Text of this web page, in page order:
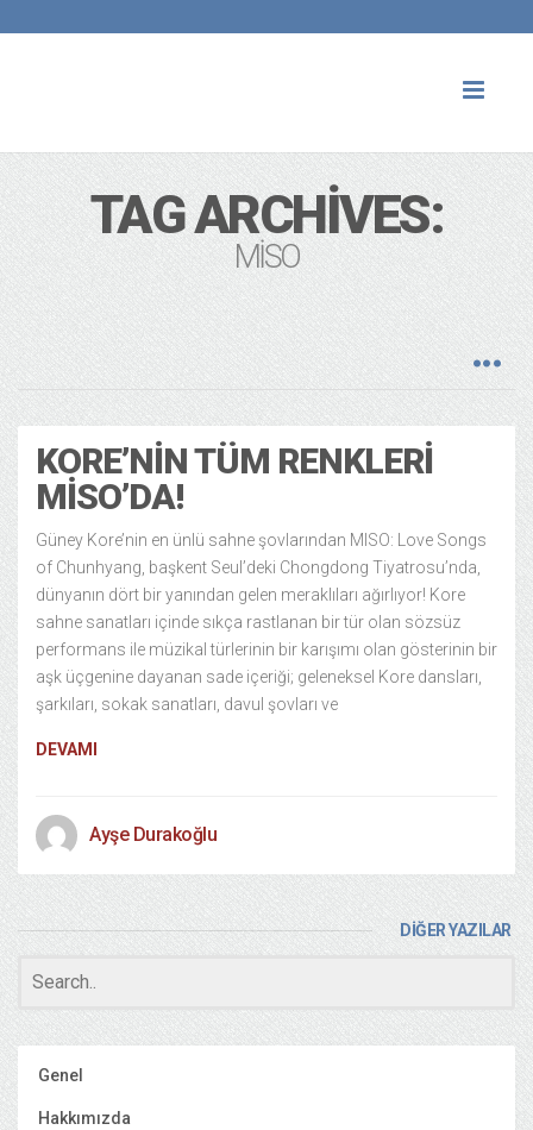
TAG ARCHIVES:
MISO
KORE’NIN TÜM RENKLERI
MISO’DA!
Güney Kore’nin en ünlü sahne şovlarından MISO: Love Songs
of Chunhyang, başkent Seul’deki Chongdong Tiyatrosu’nda,
dünyanın dört bir yanından gelen meraklıları ağırlıyor! Kore
sahne sanatları içinde sıkça rastlanan bir tür olan sözsüz
performans ile müzikal türlerinin bir karışımı olan gösterinin bir
aşk üçgenine dayanan sade içeriği; geleneksel Kore dansları,
şarkıları, sokak sanatları, davul şovları ve
DEVAMI
Ayşe Durakoğlu
DİĞER YAZILAR
Genel
Hakkımızda